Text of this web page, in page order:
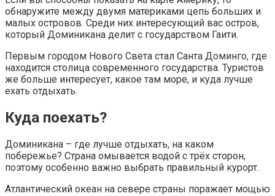
обнаружите между двумя материками цепь больших и
малых островов. Среди них интересующий вас остров,
который Доминикана делит с государством Гаити.
Первым городом Нового Света стал Санта Доминго, где
находится столица современного государства. Туристов
же больше интересует, какое там море, и куда лучше
ехать отдыхать.
Куда поехать?
Доминикана – где лучше отдыхать, на каком
побережье? Страна омывается водой с трёх сторон,
поэтому особенно важно выбрать правильный курорт.
Атлантический океан на севере страны поражает мощью